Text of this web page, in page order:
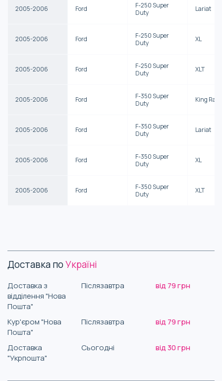
2005-2006 Ford
F-250 Super
Duty
Lariat
2005-2006 Ford
F-250 Super
Duty
XL
2005-2006 Ford
F-250 Super
Duty
XLT
2005-2006 Ford
F-350 Super
Duty
King
2005-2006 Ford
F-350 Super
Duty
Lariat
2005-2006 Ford
F-350 Super
Duty
XL
2005-2006 Ford
F-350 Super
Duty
XLT
Доставка поУкраїні
Доставка з
відділення "Нова
Пошта"
Післязавтра від 79 грн
Кур'єром "Нова
Пошта"
Післязавтра від 79 грн
Доставка
"Укрпошта"
Сьогодні від 30 грн